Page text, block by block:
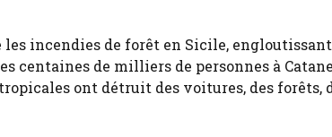
les incendies de forêt en Sicile,
centaines de milliers de personnes à
ont détruit des voitures, des forêts,